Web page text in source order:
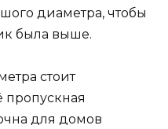
диаметра, чтобы
была выше.
стоит
пропускная
для домов